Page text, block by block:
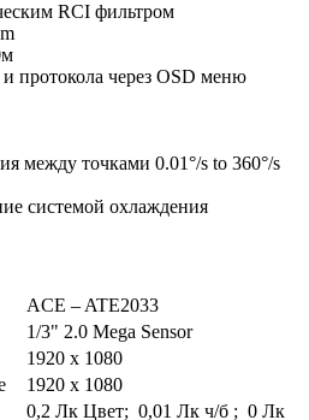
RCI фильтром
протокола через OSD меню
между точками 0.01°/s to 360°/s
системой охлаждения
ACE – ATE2033
1/3" 2.0 Mega Sensor
1920 х 1080
1920 х 1080
0,2 Лк Цвет; 0,01 Лк ч/б ; 0 Лк